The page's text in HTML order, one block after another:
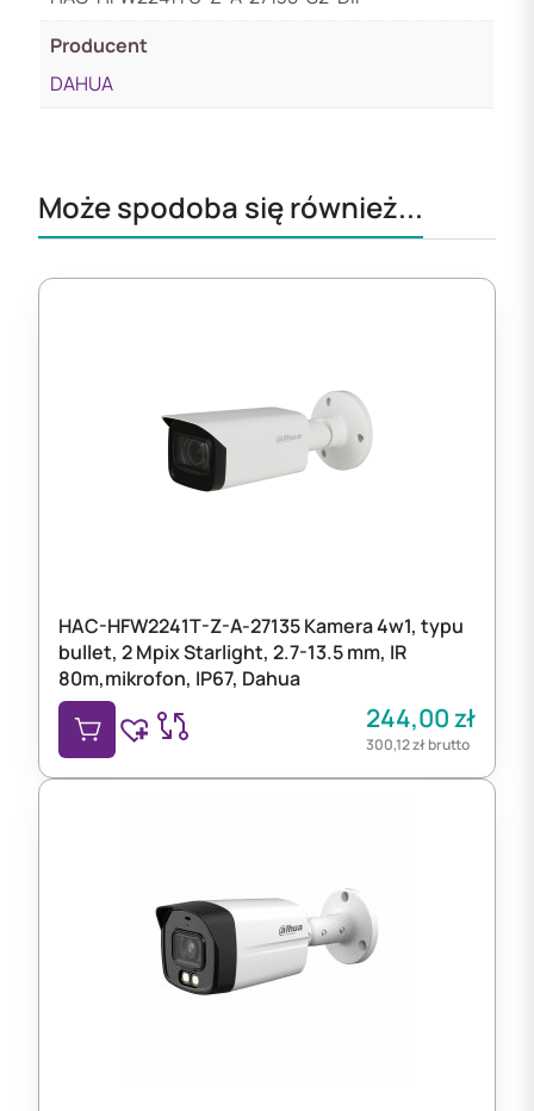
Producent
DAHUA
Może spodoba się również...
HAC-HFW2241T-Z-A-27135 Kamera 4w1, typu
bullet, 2 Mpix Starlight, 2.7-13.5 mm, IR
80m,mikrofon, IP67, Dahua
244,00zł
300,12złbrutto